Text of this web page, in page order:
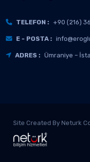
TELEFON : +90 (216)
E - POSTA :
ADRES : Ümraniye –
Site Created By Neturk